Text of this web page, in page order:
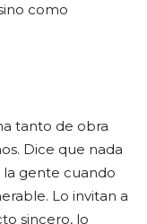
como
tanto de obra
Dice que nada
gente cuando
Lo invitan a
sincero, lo